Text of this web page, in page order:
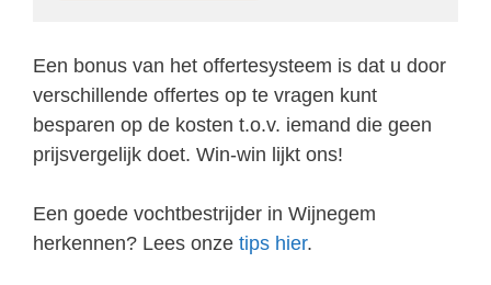
Een bonus van het offertesysteem is dat u door
verschillende offertes op te vragen kunt
besparen op de kosten t.o.v. iemand die geen
prijsvergelijk doet. Win-win lijkt ons!
Een goede vochtbestrijder in Wijnegem
herkennen? Lees onze tips hier.